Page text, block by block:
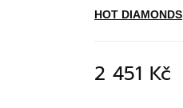
HOT DIAMONDS
2 451 Kč